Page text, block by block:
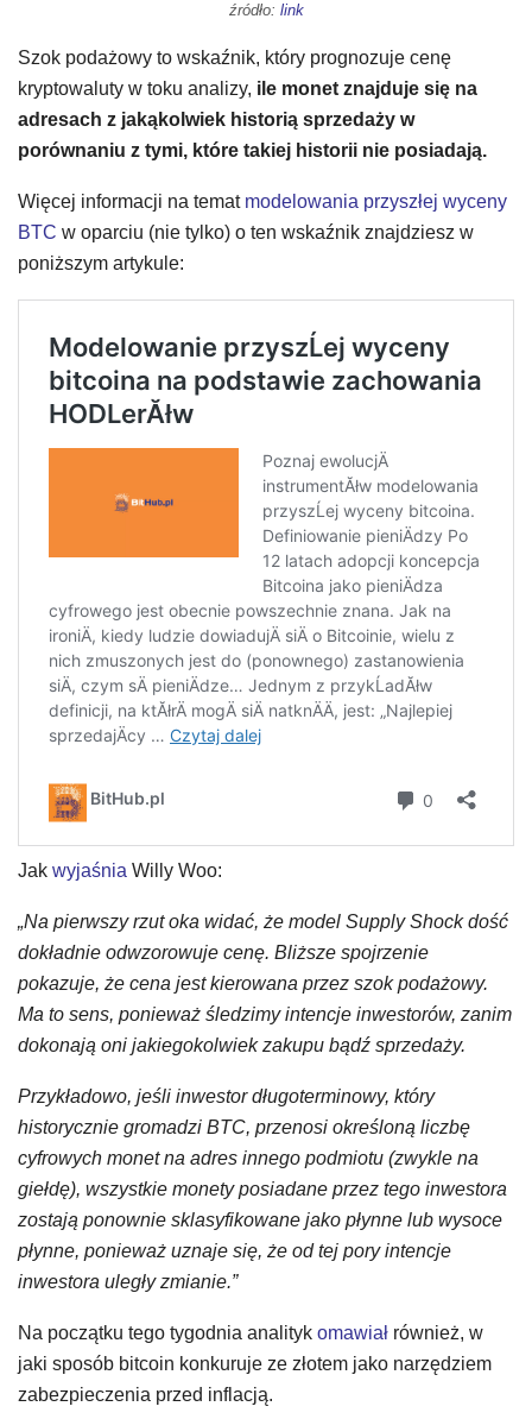
źródło: link
Szok podażowy to wskaźnik, który prognozuje cenę
kryptowaluty w toku analizy, ile monet znajduje się na
adresach z jakąkolwiek historią sprzedaży w
porównaniu z tymi, które takiej historii nie posiadają.
Więcej informacji na temat modelowania przyszłej wyceny
BTC w oparciu (nie tylko) o ten wskaźnik znajdziesz w
poniższym artykule:
Jak wyjaśnia Willy Woo:
„Na pierwszy rzut oka widać, że model Supply Shock dość
dokładnie odwzorowuje cenę. Bliższe spojrzenie
pokazuje, że cena jest kierowana przez szok podażowy.
Ma to sens, ponieważ śledzimy intencje inwestorów, zanim
dokonają oni jakiegokolwiek zakupu bądź sprzedaży.
Przykładowo, jeśli inwestor długoterminowy, który
historycznie gromadzi BTC, przenosi określoną liczbę
cyfrowych monet na adres innego podmiotu (zwykle na
giełdę), wszystkie monety posiadane przez tego inwestora
zostają ponownie sklasyfikowane jako płynne lub wysoce
płynne, ponieważ uznaje się, że od tej pory intencje
inwestora uległy zmianie.”
Na początku tego tygodnia analityk omawiał również, w
jaki sposób bitcoin konkuruje ze złotem jako narzędziem
zabezpieczenia przed inflacją.